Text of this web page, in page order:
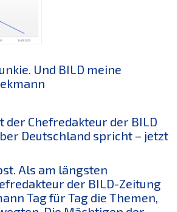
Und BILD meine
der Chefredakteur der BILD
Deutschland spricht – jetzt
Als am längsten
der BILD-Zeitung
Tag für Tag die Themen,